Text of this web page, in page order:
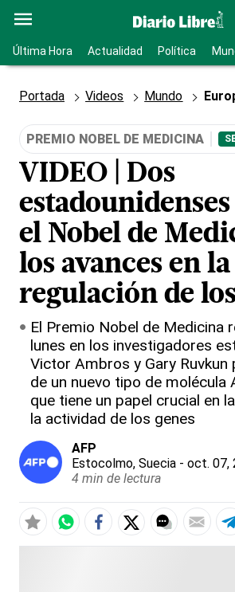
Última Hora Actualidad Política
Portada Videos Mundo
PREMIO NOBEL DE MEDICINA
VIDEO | Dos
el Nobel de
los avances en la
regulación de
El Premio Nobel de Medicina
lunes en los investigadores
Victor Ambros y Gary Ruvkun
de un nuevo tipo de molécula
que tiene un papel crucial en
la actividad de los genes
AFP
Estocolmo, Suecia - oct. 07,
4 min de lectura